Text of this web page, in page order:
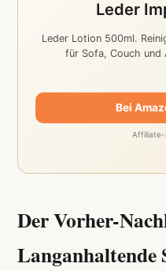
Leder
Leder Lotion 500ml.
für Sofa, Couch und
Bei
Affiliate-
Der Vorher-
Langanhaltende